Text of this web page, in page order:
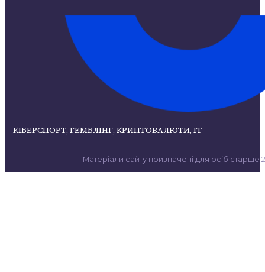
КІБЕРСПОРТ, ГЕМБЛІНГ, КРИПТОВАЛЮТИ, ІТ
Матеріали сайту призначені для осіб старше